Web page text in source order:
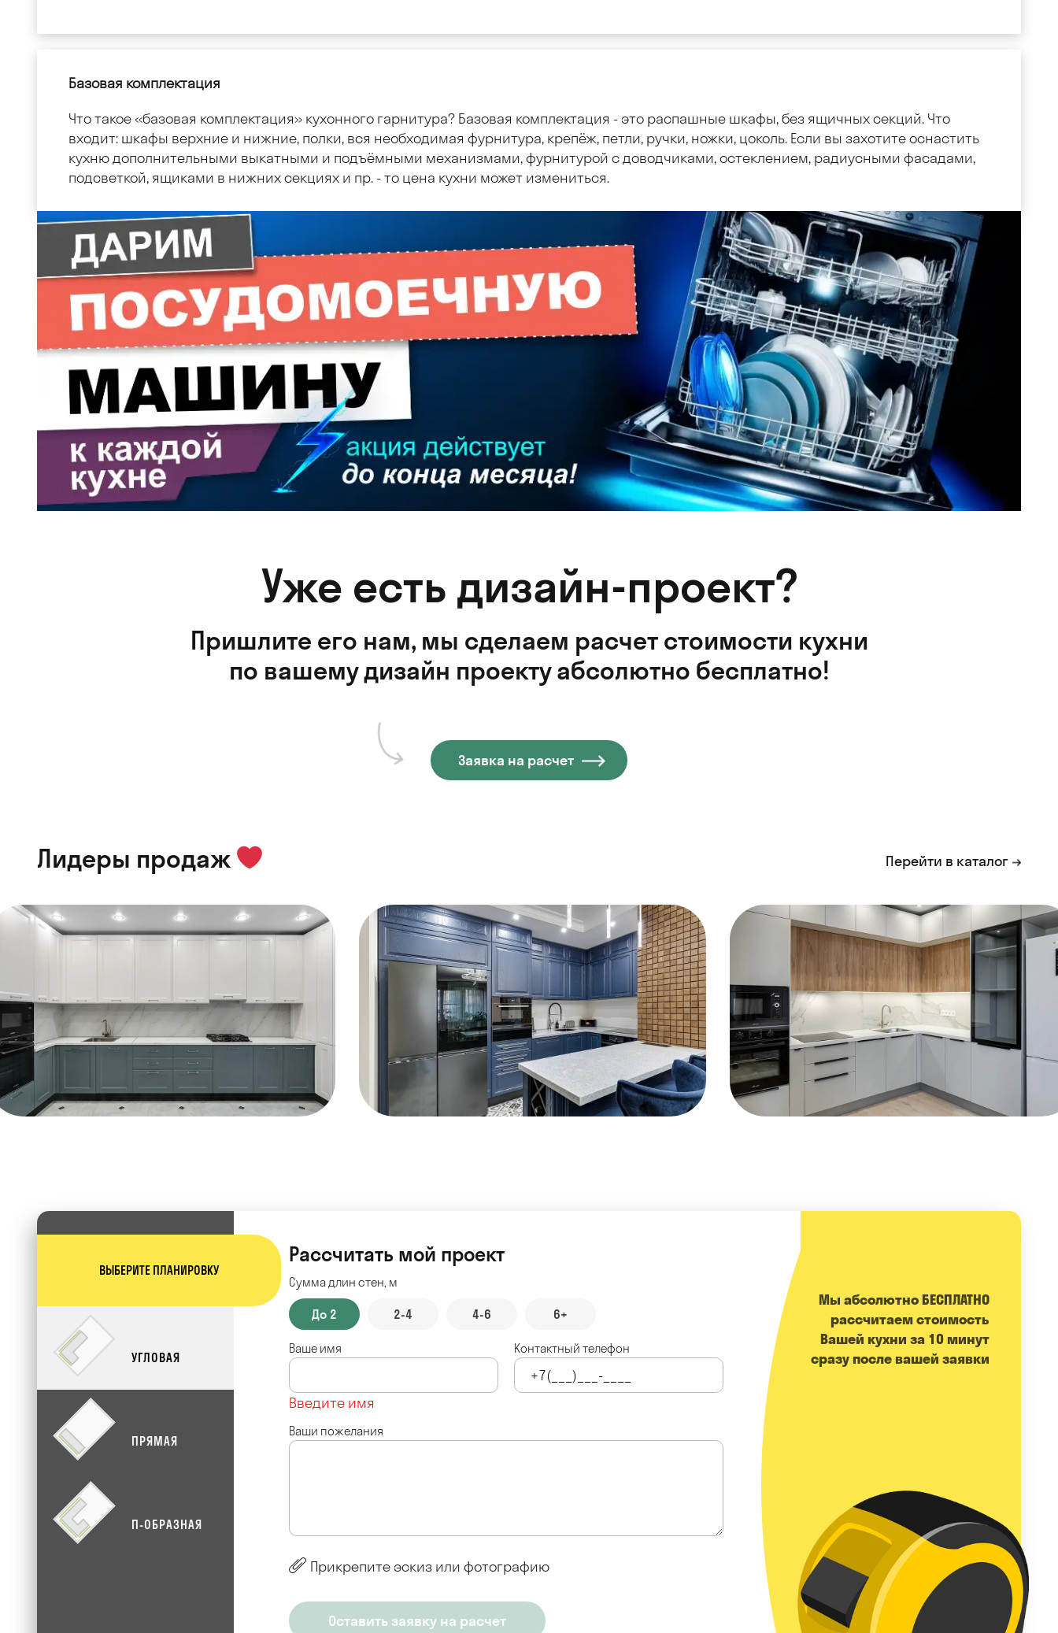
Базовая комплектация
Что такое «базовая комплектация» кухонного гарнитура? Базовая комплектация - это распашные шкафы, без ящичных секций. Что
входит: шкафы верхние и нижние, полки, вся необходимая фурнитура, крепёж, петли, ручки, ножки, цоколь. Если вы захотите оснастить
кухню дополнительными выкатными и подъёмными механизмами, фурнитурой с доводчиками, остеклением, радиусными фасадами,
подсветкой, ящиками в нижних секциях и пр. - то цена кухни может измениться.
Уже есть дизайн-проект?
Пришлите его нам, мы сделаем расчет стоимости кухни
по вашему дизайн проекту абсолютно бесплатно!
Заявка на расчет
Лидеры продаж Перейти в каталог
ВЫБЕРИТЕ ПЛАНИРОВКУ
УГЛОВАЯ
ПРЯМАЯ
П-ОБРАЗНАЯ
Рассчитать мой проект
Сумма длин стен, м
До 2 2-4 4-6 6+
Ваше имя
Введите имя
Контактный телефон
Ваши пожелания
Прикрепите эскиз или фотографию
Мы абсолютно БЕСПЛАТНО
расcчитаем стоимость
Вашей кухни за 10 минут
сразу после вашей заявки